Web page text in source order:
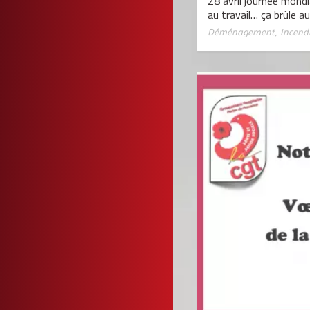
au travail… ça brûle
Déménagement,